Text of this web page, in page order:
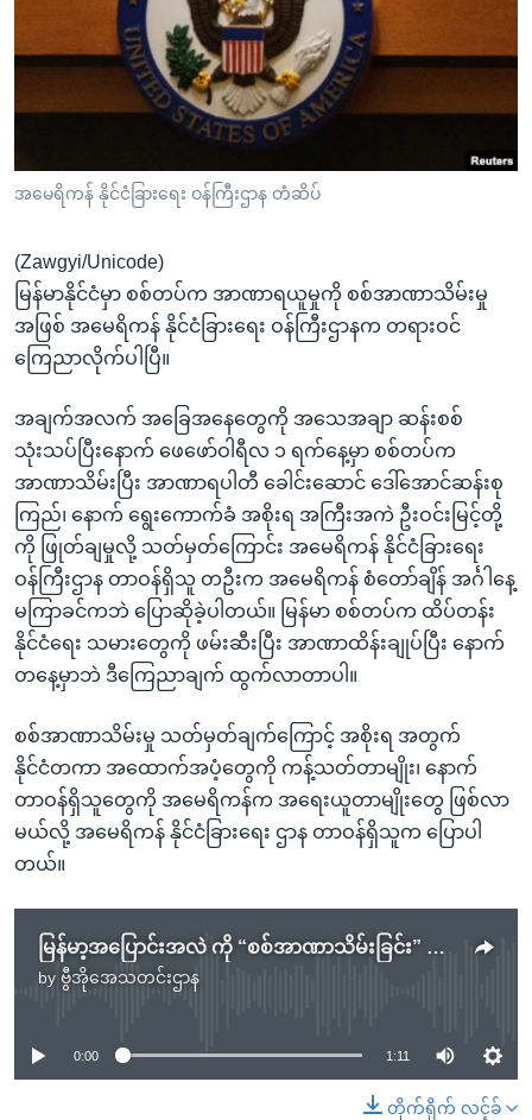
ကျော်
ရန်
ရှာဖွေ
နေရာ
သို့
ကျော်
ရန်
Learning English
ဗွီအိုအေ လူမှုကွန်ယက်များ
ဘာသာစကားများ
အမေရိကန် နိုင်ငံခြားရေး ဝန်ကြီးဌာန တံဆိပ်
(Zawgyi/Unicode)
မြန်မာနိုင်ငံမှာ စစ်တပ်က အာဏာရယူမှုကို စစ်အာဏာသိမ်းမှု
အဖြစ် အမေရိကန် နိုင်ငံခြားရေး ဝန်ကြီးဌာနက တရားဝင်
ကြေညာလိုက်ပါပြီ။
အချက်အလက် အခြေအနေတွေကို အသေအချာ ဆန်းစစ်
သုံးသပ်ပြီးနောက် ဖေဖော်ဝါရီလ ၁ ရက်နေ့မှာ စစ်တပ်က
အာဏာသိမ်းပြီး အာဏာရပါတီ ခေါင်းဆောင် ဒေါ်အောင်ဆန်းစု
ကြည်၊ နောက် ရွေးကောက်ခံ အစိုးရ အကြီးအကဲ ဦးဝင်းမြင့်တို့
ကို ဖြုတ်ချမှုလို့ သတ်မှတ်ကြောင်း အမေရိကန် နိုင်ငံခြားရေး
ဝန်ကြီးဌာန တာဝန်ရှိသူ တဦးက အမေရိကန် စံတော်ချိန် အင်္ဂါနေ့
မကြာခင်ကဘဲ ပြောဆိုခဲ့ပါတယ်။ မြန်မာ စစ်တပ်က ထိပ်တန်း
နိုင်ငံရေး သမားတွေကို ဖမ်းဆီးပြီး အာဏာထိန်းချုပ်ပြီး နောက်
တနေ့မှာဘဲ ဒီကြေညာချက် ထွက်လာတာပါ။
စစ်အာဏာသိမ်းမှု သတ်မှတ်ချက်ကြောင့် အစိုးရ အတွက်
နိုင်ငံတကာ အထောက်အပံ့တွေကို ကန့်သတ်တာမျိုး၊ နောက်
တာဝန်ရှိသူတွေကို အမေရိကန်က အရေးယူတာမျိုးတွေ ဖြစ်လာ
မယ်လို့ အမေရိကန် နိုင်ငံခြားရေး ဌာန တာဝန်ရှိသူက ပြောပါ
တယ်။
မြန်မာ့အပြောင်းအလဲ ကို “စစ်အာဏာသိမ်းခြင်း” အဖြစ် အမေရိကန် သတ်မှတ်လိုက်ပြီ
by ဗွီအိုအေသတင်းဌာန
No media source currently available
0:00 1:11
တိုက်ရိုက် လင့်ခ်